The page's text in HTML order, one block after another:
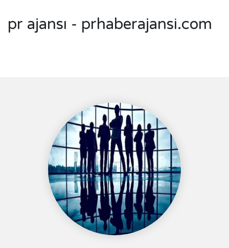
pr ajansı - prhaberajansi.com